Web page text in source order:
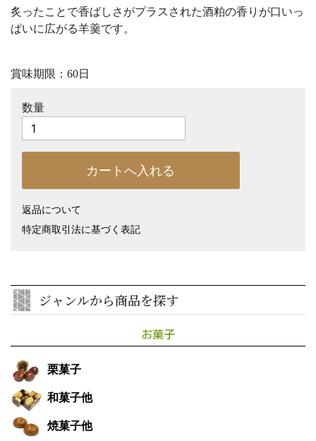
ジャンルから商品を探す
お菓子
栗菓子
和菓子他
焼菓子他
炙ったことで香ばしさがプラスされた酒粕の香りが口いっ
ぱいに広がる羊羹です。
賞味期限：60日
数量
返品について
特定商取引法に基づく表記